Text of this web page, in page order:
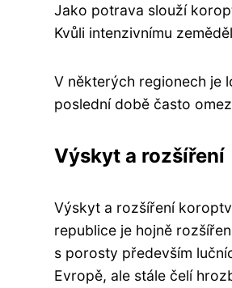
Jako potrava slouží
Kvůli intenzivnímu
V některých regionech je
poslední době často
Výskyt a rozšíření
Výskyt a rozšíření
republice je hojně
s porosty především
Evropě, ale stále čelí